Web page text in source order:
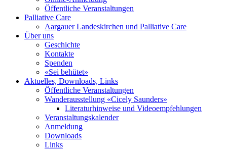
Öffentliche Veranstaltungen
Palliative Care
Aargauer Landeskirchen und Palliative Care
Über uns
Geschichte
Kontakte
Spenden
«Sei behütet»
Aktuelles, Downloads, Links
Öffentliche Veranstaltungen
Wanderausstellung «Cicely Saunders»
Literaturhinweise und Videoempfehlungen
Veranstaltungskalender
Anmeldung
Downloads
Links